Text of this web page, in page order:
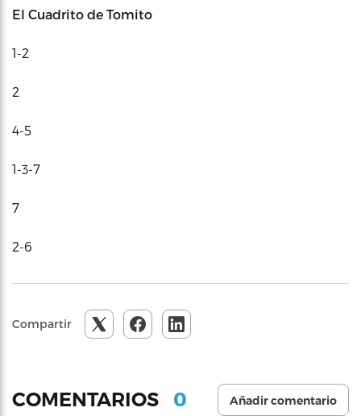
El Cuadrito de Tomito
1-2
2
4-5
1-3-7
7
2-6
Compartir
COMENTARIOS 0 Añadir comentario